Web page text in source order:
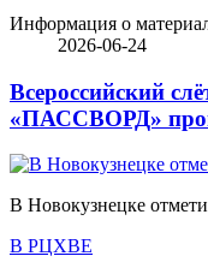
Информация о
2026-06-24
Всероссийский
«ПАССВОРД»
В Новокузнецке
В РЦХВЕ